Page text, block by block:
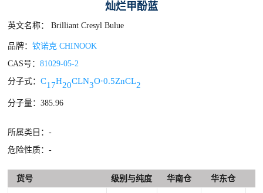
灿烂甲酚蓝
英文名称： Brilliant Cresyl Bulue
品牌：钦诺克 CHINOOK
CAS号：81029-05-2
分子式：C17H20CLN3O·0.5ZnCL2
分子量：385.96
所属类目：-
危险性质：-
货号 级别与纯度 华南仓 华东仓